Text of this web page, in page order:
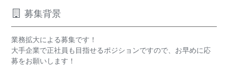
募集背景
業務拡大による募集です！
大手企業で正社員も目指せるポジションですので、お早めに応
募をお願いします！